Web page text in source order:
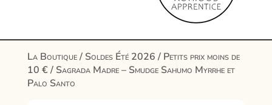
La Boutique/ Soldes Été 2026/ Petits prix moins de
10 €/ Sagrada Madre – Smudge Sahumo Myrrhe et
Palo Santo